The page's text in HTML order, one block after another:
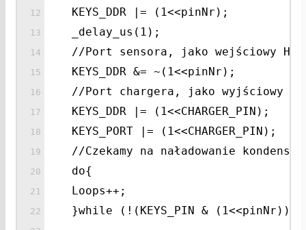
KEYS_DDR |= (1<<pinNr);
_delay_us(1);
//Port sensora, jako wejściowy Hi-
KEYS_DDR &= ~(1<<pinNr);
//Port chargera, jako wyjściowy ze
KEYS_DDR |= (1<<CHARGER_PIN);
KEYS_PORT |= (1<<CHARGER_PIN);
//Czekamy na naładowanie
do{
Loops++;
}while (!(KEYS_PIN & (1<<pinNr)));